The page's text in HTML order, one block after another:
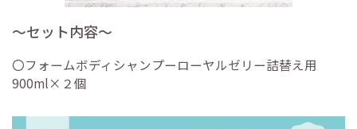
〜セット内容〜
〇フォームボディシャンプーローヤルゼリー詰替え用
900ml×２個